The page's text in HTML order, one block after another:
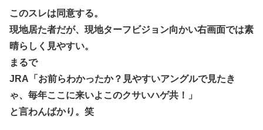
このスレは同意する。
現地居た者だが、現地ターフビジョン向かい右画面では素
晴らしく見やすい。
まるで
JRA「お前らわかったか？見やすいアングルで見たき
ゃ、毎年ここに来いよこのクサいハゲ共！」
と言わんばかり。笑